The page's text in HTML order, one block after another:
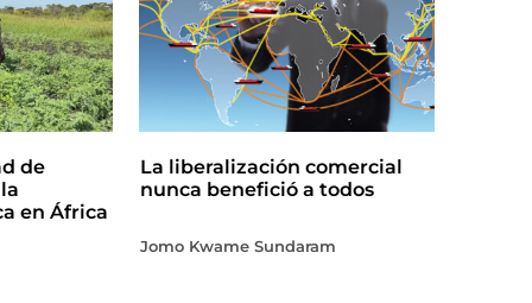
de
en África
La liberalización comercial
nunca benefició a todos
Jomo Kwame Sundaram